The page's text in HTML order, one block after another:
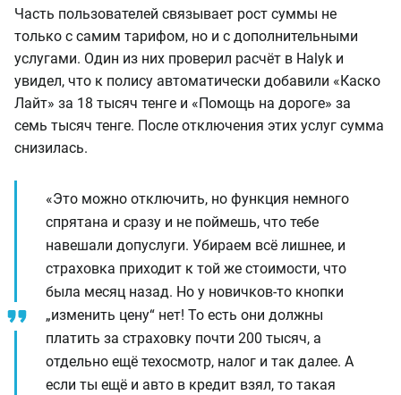
Часть пользователей связывает рост суммы не
только с самим тарифом, но и с дополнительными
услугами. Один из них проверил расчёт в Halyk и
увидел, что к полису автоматически добавили «Каско
Лайт» за 18 тысяч тенге и «Помощь на дороге» за
семь тысяч тенге. После отключения этих услуг сумма
снизилась.
«Это можно отключить, но функция немного
спрятана и сразу и не поймешь, что тебе
навешали допуслуги. Убираем всё лишнее, и
страховка приходит к той же стоимости, что
была месяц назад. Но у новичков-то кнопки
„изменить цену“ нет! То есть они должны
платить за страховку почти 200 тысяч, а
отдельно ещё техосмотр, налог и так далее. А
если ты ещё и авто в кредит взял, то такая